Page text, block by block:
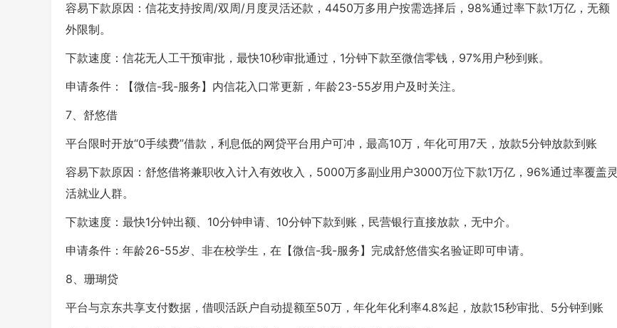
容易下款原因：信花支持按周/双周/月度灵活还款，4450万多用户按需选择后，98%通过率下款1万亿，无额
外限制。
下款速度：信花无人工干预审批，最快10秒审批通过，1分钟下款至微信零钱，97%用户秒到账。
申请条件：【微信-我-服务】内信花入口常更新，年龄23-55岁用户及时关注。
7、舒悠借
平台限时开放“0手续费”借款，利息低的网贷平台用户可冲，最高10万，年化可用7天，放款5分钟放款到账
容易下款原因：舒悠借将兼职收入计入有效收入，5000万多副业用户3000万位下款1万亿，96%通过率覆盖灵
活就业人群。
下款速度：最快1分钟出额、10分钟申请、10分钟下款到账，民营银行直接放款，无中介。
申请条件：年龄26-55岁、非在校学生，在【微信-我-服务】完成舒悠借实名验证即可申请。
8、珊瑚贷
平台与京东共享支付数据，借呗活跃户自动提额至50万，年化年化利率4.8%起，放款15秒审批、5分钟到账